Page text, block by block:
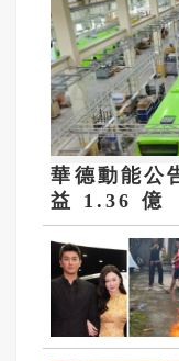
華德動能公
益 1.36 億